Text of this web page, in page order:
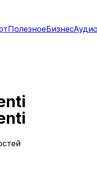
ПолезноеБизнес